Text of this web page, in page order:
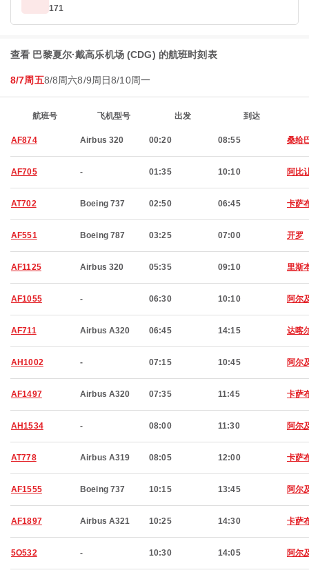
171
查看 巴黎夏尔·戴高乐机场 (CDG) 的航班时刻表
8/7周五8/8周六8/9周日8/10周一
航班号 飞机型号 出发 到达
AF874 Airbus 320 00:20 08:55 桑给
AF705 - 01:35 10:10 阿比
AT702 Boeing 737 02:50 06:45 卡萨
AF551 Boeing 787 03:25 07:00 开罗
AF1125 Airbus 320 05:35 09:10 里斯
AF1055 - 06:30 10:10 阿尔
AF711 Airbus A320 06:45 14:15 达喀
AH1002 - 07:15 10:45 阿尔
AF1497 Airbus A320 07:35 11:45 卡萨
AH1534 - 08:00 11:30 阿尔
AT778 Airbus A319 08:05 12:00 卡萨
AF1555 Boeing 737 10:15 13:45 阿尔
AF1897 Airbus A321 10:25 14:30 卡萨
5O532 - 10:30 14:05 阿尔